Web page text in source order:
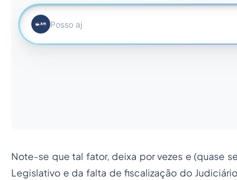
Note-se que tal fator, deixa por vezes e (quase
Legislativo e da falta de fiscalização do